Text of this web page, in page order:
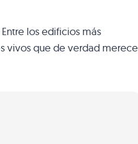
los edificios más
vivos que de verdad merece